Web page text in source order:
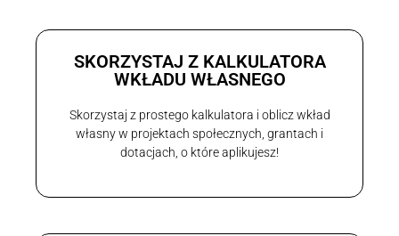
SKORZYSTAJ Z KALKULATORA
WKŁADU WŁASNEGO
Skorzystaj z prostego kalkulatora i oblicz wkład
własny w projektach społecznych, grantach i
dotacjach, o które aplikujesz!